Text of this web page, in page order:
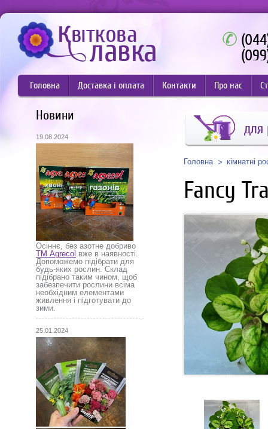
Головна Доставка і оплата Контакти Про нас
Новини
19.08.2024
Осіннє, без азотне добриво
ТМ Agrecol вже в наявності.
Допоможемо підібрати для
будь-яких рослин. Склад
підібрано таким чином, щоб
забезпечити рослини всіма
необхідним елементами
живлення і підготувати до
зими.
25.01.2024
для
Головна кімнатні
Fancy